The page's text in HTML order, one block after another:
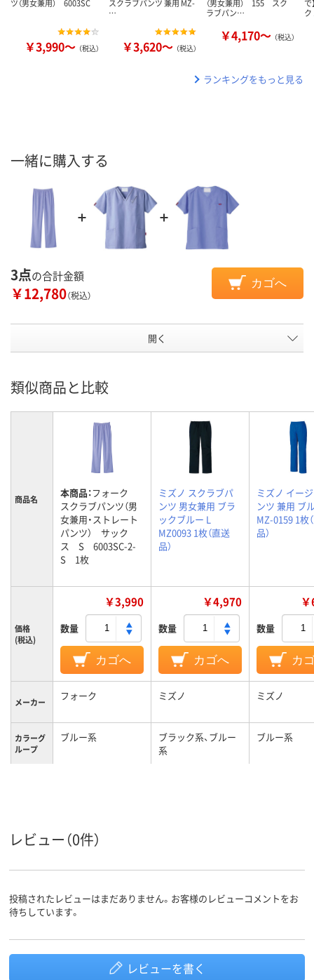
ツ（男女兼用） 6003SC
￥3,990～ （税込）
スクラブパンツ 兼用 MZ-
…
￥3,620～ （税込）
（男女兼用） 155 スク
ラブパン…
￥4,170～ （税込）
で
ランキングをもっと見る
一緒に購入する
3点の合計金額
￥12,780（税込）
カゴへ
開く
類似商品と比較
商品名 本商品：フォーク
スクラブパンツ（男
女兼用・ストレート
パンツ） サック
ス S 6003SC-2-
S 1枚
ミズノ スクラブパ
ンツ 男女兼用 ブラ
ックブルー L
MZ0093 1枚（直送
品）
ミズノ イー
ンツ 兼用 ブ
MZ-0159 1枚
品）
価格
(税込)
￥3,990
数量
カゴへ
￥4,970
数量
カゴへ
数量
カ
メーカー フォーク ミズノ ミズノ
カラーグ
ループ
ブルー系
ブラック系、ブルー
系
ブルー系
レビュー（0件）
投稿されたレビューはまだありません。お客様のレビューコメントをお
待ちしています。
レビューを書く